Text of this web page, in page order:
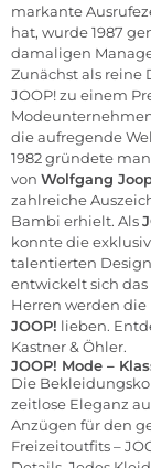
markante
hat, wurde 1987
damaligen
Zunächst als reine
JOOP! zu einem
die aufregende
1982 gründete
von Wolfgang
zahlreiche
Bambi erhielt. Als
konnte die
talentierten
entwickelt sich das
Herren werden die
JOOP! lieben.
Kastner & Öhler.
JOOP! Mode –
Die
zeitlose Eleganz
Anzügen für den
Freizeitoutfits –